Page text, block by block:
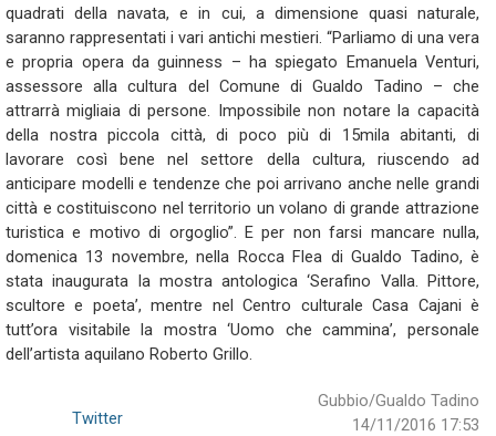
quadrati della navata, e in cui, a dimensione quasi naturale,
saranno rappresentati i vari antichi mestieri. “Parliamo di una vera
e propria opera da guinness – ha spiegato Emanuela Venturi,
assessore alla cultura del Comune di Gualdo Tadino – che
attrarrà migliaia di persone. Impossibile non notare la capacità
della nostra piccola città, di poco più di 15mila abitanti, di
lavorare così bene nel settore della cultura, riuscendo ad
anticipare modelli e tendenze che poi arrivano anche nelle grandi
città e costituiscono nel territorio un volano di grande attrazione
turistica e motivo di orgoglio”. E per non farsi mancare nulla,
domenica 13 novembre, nella Rocca Flea di Gualdo Tadino, è
stata inaugurata la mostra antologica ‘Serafino Valla. Pittore,
scultore e poeta’, mentre nel Centro culturale Casa Cajani è
tutt’ora visitabile la mostra ‘Uomo che cammina’, personale
dell’artista aquilano Roberto Grillo.
Gubbio/Gualdo Tadino
14/11/2016 17:53
Twitter